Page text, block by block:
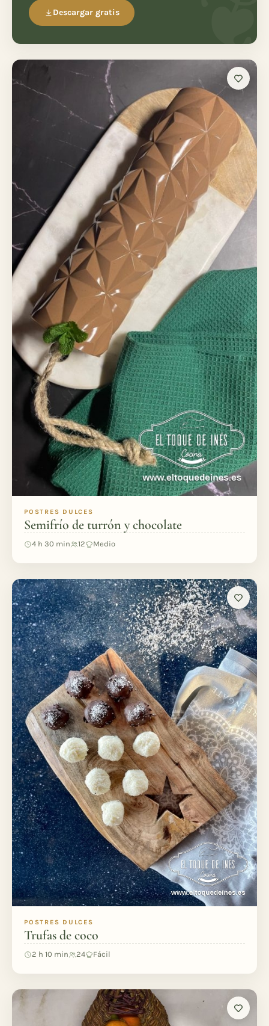
Descargar gratis
POSTRES DULCES
Semifrío de turrón y chocolate
4 h 30 min 12 Medio
POSTRES DULCES
Trufas de coco
2 h 10 min 24 Fácil